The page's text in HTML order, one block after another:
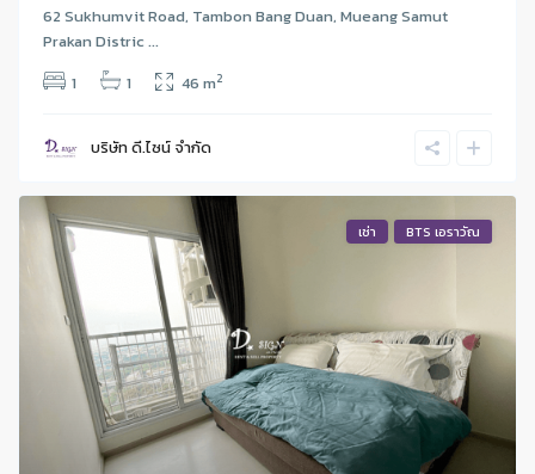
62 Sukhumvit Road, Tambon Bang Duan, Mueang Samut
Prakan Distric ...
1
1 46 m2
บริษัท ดี.ไซน์ จํากัด
เช่า BTS เอราวัณ